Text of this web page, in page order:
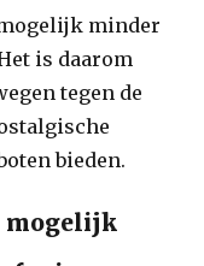
minder
is daarom
tegen de
bieden.
mogelijk